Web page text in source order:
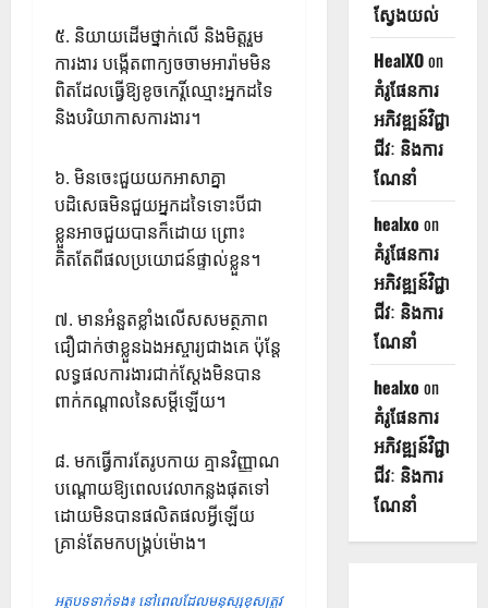
៥. និយាយដើមថ្នាក់លើ និងមិត្តរួម
ការងារ បង្កើតពាក្យចចាមអារ៉ាមមិន
ពិតដែលធ្វើឱ្យខូចកេរ្តិ៍ឈ្មោះអ្នកដទៃ
និងបរិយាកាសការងារ។
៦. មិនចេះជួយយកអាសាគ្នា
បដិសេធមិនជួយអ្នកដទៃទោះបីជា
ខ្លួនអាចជួយបានក៏ដោយ ព្រោះ
គិតតែពីផលប្រយោជន៍ផ្ទាល់ខ្លួន។
៧. មានអំនួតខ្លាំងលើសសមត្ថភាព
ជឿជាក់ថាខ្លួនឯងអស្ចារ្យជាងគេ ប៉ុន្តែ
លទ្ធផលការងារជាក់ស្តែងមិនបាន
ពាក់កណ្តាលនៃសម្តីឡើយ។
៨. មកធ្វើការតែរូបកាយ គ្មានវិញ្ញាណ
បណ្តោយឱ្យពេលវេលាកន្លងផុតទៅ
ដោយមិនបានផលិតផលអ្វីឡើយ
គ្រាន់តែមកបង្គ្រប់ម៉ោង។
អត្ថបទទាក់ទង៖ នៅពេលដែលមនុស្សខុសត្រូវ
ស្វែងយល់
HealXOon
គំរូផែនការ
អភិវឌ្ឍន៍វិជ្ជា
ជីវៈ និងការ
ណែនាំ
healxoon
គំរូផែនការ
អភិវឌ្ឍន៍វិជ្ជា
ជីវៈ និងការ
ណែនាំ
healxoon
គំរូផែនការ
អភិវឌ្ឍន៍វិជ្ជា
ជីវៈ និងការ
ណែនាំ